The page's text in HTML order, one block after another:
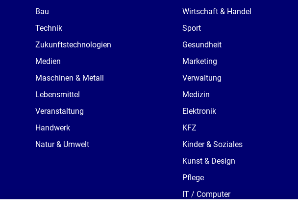
Bau
Technik
Zukunftstechnologien
Medien
Maschinen & Metall
Lebensmittel
Veranstaltung
Handwerk
Natur & Umwelt
Wirtschaft & Handel
Sport
Gesundheit
Marketing
Verwaltung
Medizin
Elektronik
KFZ
Kinder & Soziales
Kunst & Design
Pflege
IT / Computer